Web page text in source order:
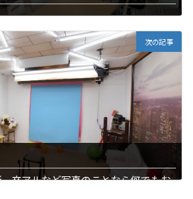
次の記事
卒アルなど写真のことなら何でもお